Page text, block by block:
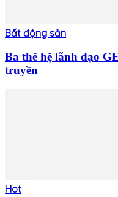
Bất động sản
Ba thế hệ lãnh đạo
truyền
Hot